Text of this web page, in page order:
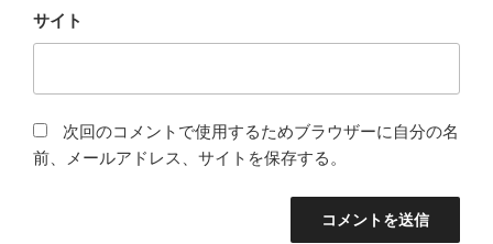
サイト
次回のコメントで使用するためブラウザーに自分の名
前、メールアドレス、サイトを保存する。